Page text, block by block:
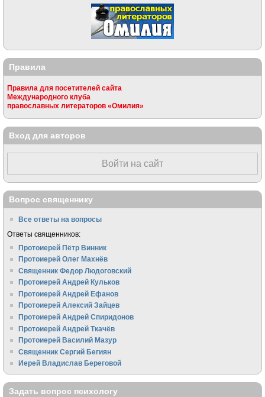
Правила
Правила для посетителей сайта
Международного клуба
православных литераторов «Омилия»
Вход для авторов
Войти на сайт
Вопрос священнику
Все ответы на вопросы
Ответы священников:
Протоиерей Пётр Винник
Протоиерей Олег Махнёв
Священник Федор Людоговский
Протоиерей Андрей Кульков
Протоиерей Андрей Ефанов
Протоиерей Алексий Зайцев
Протоиерей Андрей Спиридонов
Протоиерей Андрей Ткачёв
Протоиерей Василий Мазур
Священник Сергий Бегиян
Иерей Владислав Береговой
Задать вопрос психологу